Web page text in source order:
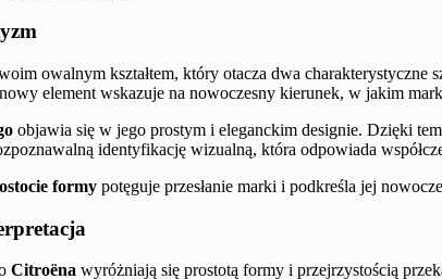
owalnym kształtem, który otacza dwa
element wskazuje na nowoczesny kierunek, w jakim
objawia się w jego prostym i eleganckim designie. Dzięki
identyfikację wizualną, która odpowiada
formy potęguje przesłanie marki i podkreśla jej
Citroëna wyróżniają się prostotą formy i przejrzystością